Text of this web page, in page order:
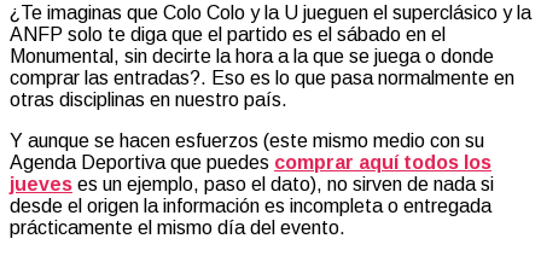
¿Te imaginas que Colo Colo y la U jueguen el superclásico y la
ANFP solo te diga que el partido es el sábado en el
Monumental, sin decirte la hora a la que se juega o donde
comprar las entradas?. Eso es lo que pasa normalmente en
otras disciplinas en nuestro país.
Y aunque se hacen esfuerzos (este mismo medio con su
Agenda Deportiva que puedes comprar aquí todos los
jueves es un ejemplo, paso el dato), no sirven de nada si
desde el origen la información es incompleta o entregada
prácticamente el mismo día del evento.